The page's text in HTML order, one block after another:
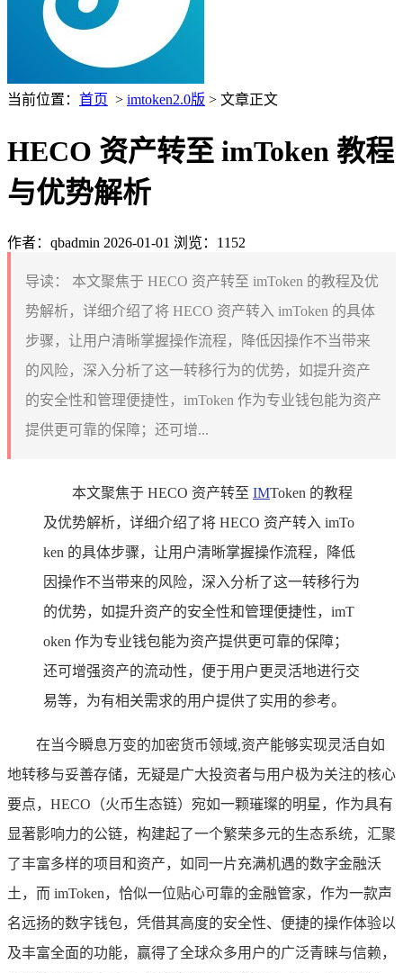
当前位置： 首页 > imtoken2.0版 > 文章正文
HECO 资产转至 imToken 教程
与优势解析
作者：qbadmin 2026-01-01 浏览：1152
导读：
本文聚焦于 HECO 资产转至 imToken 的教程及优
势解析，详细介绍了将 HECO 资产转入 imToken 的具体
步骤，让用户清晰掌握操作流程，降低因操作不当带来
的风险，深入分析了这一转移行为的优势，如提升资产
的安全性和管理便捷性，imToken 作为专业钱包能为资产
提供更可靠的保障；还可增...
本文聚焦于 HECO 资产转至 IMToken 的教程
及优势解析，详细介绍了将 HECO 资产转入 imTo
ken 的具体步骤，让用户清晰掌握操作流程，降低
因操作不当带来的风险，深入分析了这一转移行为
的优势，如提升资产的安全性和管理便捷性，imT
oken 作为专业钱包能为资产提供更可靠的保障；
还可增强资产的流动性，便于用户更灵活地进行交
易等，为有相关需求的用户提供了实用的参考。
在当今瞬息万变的加密货币领域,资产能够实现灵活自如
地转移与妥善存储，无疑是广大投资者与用户极为关注的核心
要点，HECO（火币生态链）宛如一颗璀璨的明星，作为具有
显著影响力的公链，构建起了一个繁荣多元的生态系统，汇聚
了丰富多样的项目和资产，如同一片充满机遇的数字金融沃
土，而 imToken，恰似一位贴心可靠的金融管家，作为一款声
名远扬的数字钱包，凭借其高度的安全性、便捷的操作体验以
及丰富全面的功能，赢得了全球众多用户的广泛青睐与信赖，